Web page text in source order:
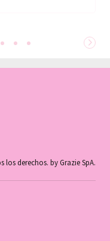
los derechos. by Grazie SpA.